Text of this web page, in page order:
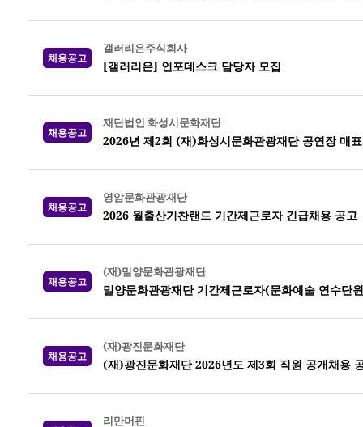
채용공고
갤러리은주식회사
[갤러리은] 인포데스크 담당자 모집
채용공고
재단법인 화성시문화재단
2026년 제2회 (재)화성시문화관광재단 공연장 매
채용공고
영암문화관광재단
2026 월출산기찬랜드 기간제근로자 긴급채용 공고
채용공고
(재)밀양문화관광재단
밀양문화관광재단 기간제근로자(문화예술 연수단
채용공고
(재)광진문화재단
(재)광진문화재단 2026년도 제3회 직원 공개채용
리만머핀